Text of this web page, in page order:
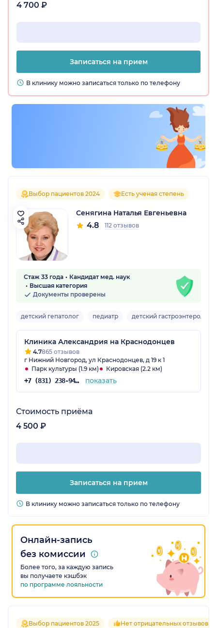
4 700 ₽
Записаться на прием
В клинику можно записаться только по телефону
Выбор пациентов 2024 Есть ученая степень
Сенягина Наталья Евгеньевна
4.8 112 отзывов
Стаж 33 года
Кандидат мед. наук
Высшая категория
Документы проверены
детский гепатолог педиатр детский гастроэнтеролог
Клиника Александрия на Краснодонцев
4.7865 отзывов
г Нижний Новгород, ул Краснодонцев, д 19 к 1
Парк культуры (1.9 км)
Кировская (2.2 км)
+7 (831) 238-94-61 показать
Стоимость приёма
4 500 ₽
Записаться на прием
В клинику можно записаться только по телефону
Онлайн-запись
без комиссии
Более того, за каждую запись
вы получаете кэшбэк
по программе лояльности
Выбор пациентов 2025 Нет отрицательных отзывов